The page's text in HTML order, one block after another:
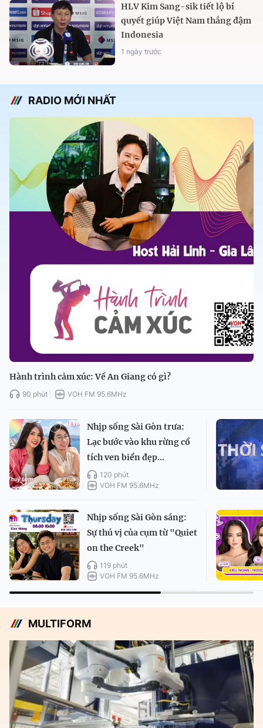
HLV Kim Sang-sik tiết lộ bí
quyết giúp Việt Nam thắng đậm
Indonesia
1 ngày trước
RADIO MỚI NHẤT
Hành trình cảm xúc: Về An Giang có gì?
90 phút VOH FM 95.6MHz
Nhịp sống Sài Gòn trưa:
Lạc bước vào khu rừng cổ
tích ven biển đẹp...
120 phút
VOH FM 95.6MHz
Nhịp sống Sài Gòn sáng:
Sự thú vị của cụm từ "Quiet
on the Creek"
119 phút
VOH FM 95.6MHz
MULTIFORM